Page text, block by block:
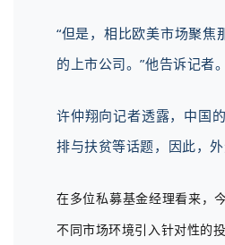
“但是，相比欧美市场聚焦
的上市公司。”他告诉记者
许仲翔向记者透露，中国
排与扶贫等话题，因此，外
在多位私募基金经理看来，
不同市场环境引入针对性的